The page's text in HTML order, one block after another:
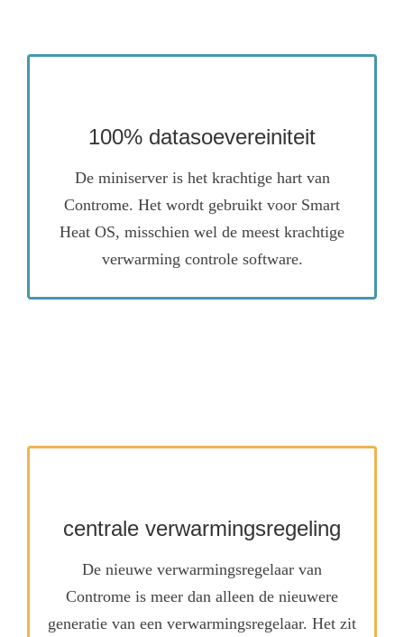
100% datasoevereiniteit
De miniserver is het krachtige hart van
Controme. Het wordt gebruikt voor Smart
Heat OS, misschien wel de meest krachtige
verwarming controle software.
centrale verwarmingsregeling
De nieuwe verwarmingsregelaar van
Controme is meer dan alleen de nieuwere
generatie van een verwarmingsregelaar. Het zit
Meer informatie